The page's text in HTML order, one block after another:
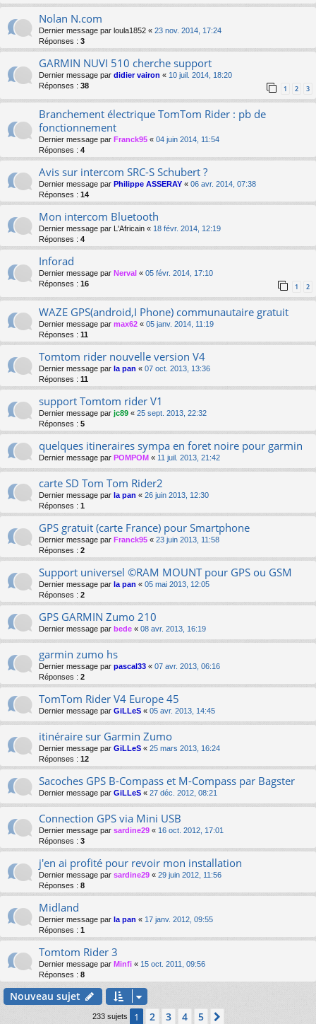
Nolan N.com
Dernier message par loula1852 « 23 nov. 2014, 17:24
Réponses : 3
GARMIN NUVI 510 cherche support
Dernier message par didier vairon « 10 juil. 2014, 18:20
Réponses : 38 1 2 3
Branchement électrique TomTom Rider : pb de
fonctionnement
Dernier message par Franck95 « 04 juin 2014, 11:54
Réponses : 4
Avis sur intercom SRC-S Schubert ?
Dernier message par Philippe ASSERAY « 06 avr. 2014, 07:38
Réponses : 14
Mon intercom Bluetooth
Dernier message par L'Africain « 18 févr. 2014, 12:19
Réponses : 4
Inforad
Dernier message par Nerval « 05 févr. 2014, 17:10
Réponses : 16 1 2
WAZE GPS(android,I Phone) communautaire gratuit
Dernier message par max62 « 05 janv. 2014, 11:19
Réponses : 11
Tomtom rider nouvelle version V4
Dernier message par la pan « 07 oct. 2013, 13:36
Réponses : 11
support Tomtom rider V1
Dernier message par jc89 « 25 sept. 2013, 22:32
Réponses : 5
quelques itineraires sympa en foret noire pour garmin
Dernier message par POMPOM « 11 juil. 2013, 21:42
carte SD Tom Tom Rider2
Dernier message par la pan « 26 juin 2013, 12:30
Réponses : 1
GPS gratuit (carte France) pour Smartphone
Dernier message par Franck95 « 23 juin 2013, 11:58
Réponses : 2
Support universel ©RAM MOUNT pour GPS ou GSM
Dernier message par la pan « 05 mai 2013, 12:05
Réponses : 2
GPS GARMIN Zumo 210
Dernier message par bede « 08 avr. 2013, 16:19
garmin zumo hs
Dernier message par pascal33 « 07 avr. 2013, 06:16
Réponses : 2
TomTom Rider V4 Europe 45
Dernier message par GiLLeS « 05 avr. 2013, 14:45
itinéraire sur Garmin Zumo
Dernier message par GiLLeS « 25 mars 2013, 16:24
Réponses : 12
Sacoches GPS B-Compass et M-Compass par Bagster
Dernier message par GiLLeS « 27 déc. 2012, 08:21
Connection GPS via Mini USB
Dernier message par sardine29 « 16 oct. 2012, 17:01
Réponses : 3
j'en ai profité pour revoir mon installation
Dernier message par sardine29 « 29 juin 2012, 11:56
Réponses : 8
Midland
Dernier message par la pan « 17 janv. 2012, 09:55
Réponses : 1
Tomtom Rider 3
Dernier message par Minfi « 15 oct. 2011, 09:56
Réponses : 8
Nouveau sujet
233 sujets 1 2 3 4 5